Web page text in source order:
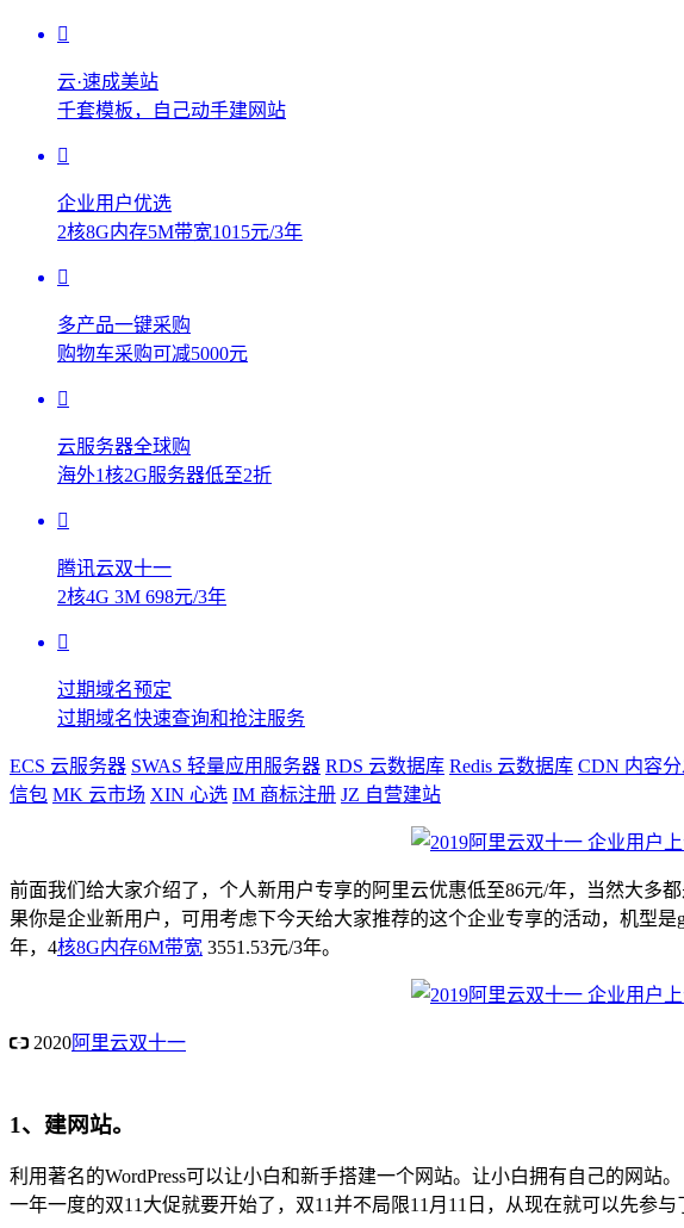
云·速成美站
千套模板，自己动手建网站
企业用户优选
2核8G内存5M带宽1015元/3年
多产品一键采购
购物车采购可减5000元
云服务器全球购
海外1核2G服务器低至2折
腾讯云双十一
2核4G 3M 698元/3年
过期域名预定
过期域名快速查询和抢注服务
ECS 云服务器 SWAS 轻量应用服务器 RDS 云数据库 Redis 云数据库 CDN 内容
信包 MK 云市场 XIN 心选 IM 商标注册 JZ 自营建站
前面我们给大家介绍了，个人新用户专享的阿里云优惠低至86元/年，当然大多
果你是企业新用户，可用考虑下今天给大家推荐的这个企业专享的活动，机型是
年，4核8G内存6M带宽 3551.53元/3年。
2020阿里云双十一
1、建网站。
利用著名的WordPress可以让小白和新手搭建一个网站。让小白拥有自己的网站。
一年一度的双11大促就要开始了，双11并不局限11月11日，从现在就可以先参与